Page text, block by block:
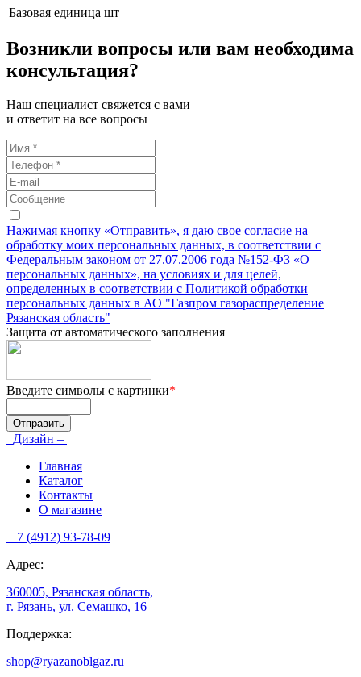
Базовая единица шт
Возникли вопросы или вам необходима
консультация?
Наш специалист свяжется с вами
и ответит на все вопросы
Нажимая кнопку «Отправить», я даю свое согласие на
обработку моих персональных данных, в соответствии с
Федеральным законом от 27.07.2006 года №152-ФЗ «О
персональных данных», на условиях и для целей,
определенных в соответствии с Политикой обработки
персональных данных в АО "Газпром газораспределение
Рязанская область"
Защита от автоматического заполнения
Введите символы с картинки*
Дизайн –
Главная
Каталог
Контакты
О магазине
+ 7 (4912) 93-78-09
Адрес:
360005, Рязанская область,
г. Рязань, ул. Семашко, 16
Поддержка:
shop@ryazanoblgaz.ru